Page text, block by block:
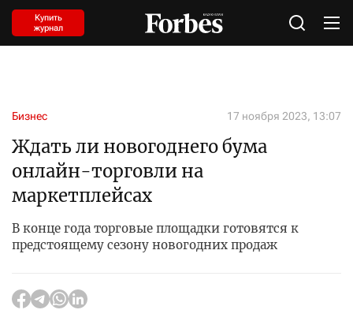
Купить
журнал
Бизнес 17 ноября 2023, 13:07
Ждать ли новогоднего бума
онлайн-торговли на
маркетплейсах
В конце года торговые площадки готовятся к
предстоящему сезону новогодних продаж